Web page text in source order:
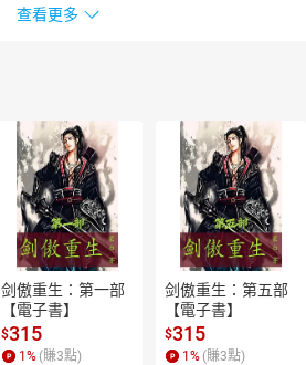
查看更多
剑傲重生：第一部
【電子書】
$315
1 % (賺3點)
剑傲重生：第五部
【電子書】
$315
1 % (賺3點)